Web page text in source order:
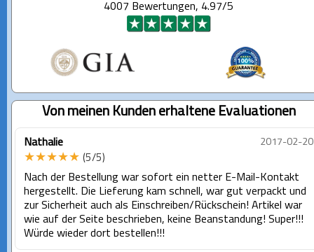
4007 Bewertungen, 4.97/5
Von meinen Kunden erhaltene Evaluationen
Nathalie 2017-02-20
★★★★★ (5/5)
Nach der Bestellung war sofort ein netter E-Mail-Kontakt
hergestellt. Die Lieferung kam schnell, war gut verpackt und
zur Sicherheit auch als Einschreiben/Rückschein! Artikel war
wie auf der Seite beschrieben, keine Beanstandung! Super!!!
Würde wieder dort bestellen!!!